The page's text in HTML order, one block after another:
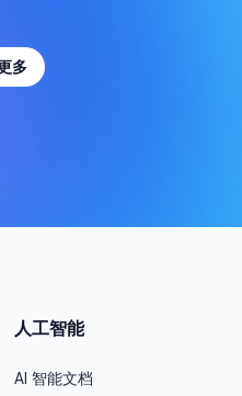
多
人工智能
AI 智能文档